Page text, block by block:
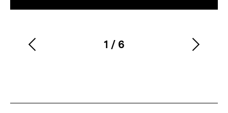
Karussellinhalt
1
von
/ 6
Vorherigen